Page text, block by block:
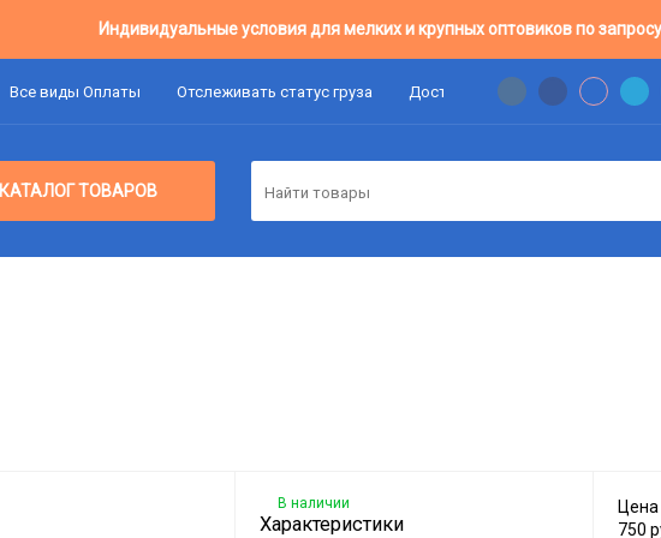
Индивидуальные условия для мелких и крупных оптовиков по
Все виды Оплаты Отслеживать статус груза Доставка Цены Оптовикам
КАТАЛОГ ТОВАРОВ
В наличии
Характеристики
Цена
750